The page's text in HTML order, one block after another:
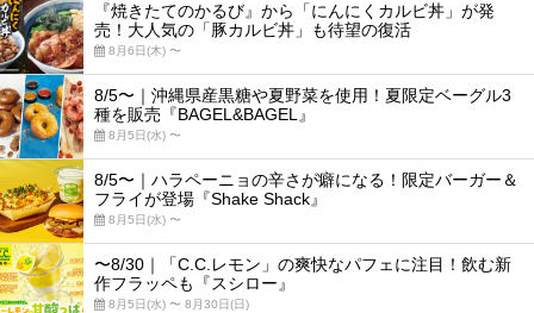
『焼きたてのかるび』から「にんにくカルビ丼」が発
売！大人気の「豚カルビ丼」も待望の復活
8月6日(木) 〜
8/5〜｜沖縄県産黒糖や夏野菜を使用！夏限定ベーグル3
種を販売『BAGEL&BAGEL』
8月5日(水) 〜
8/5〜｜ハラペーニョの辛さが癖になる！限定バーガー＆
フライが登場『Shake Shack』
8月5日(水) 〜
〜8/30｜「C.C.レモン」の爽快なパフェに注目！飲む新
作フラッペも『スシロー』
8月5日(水) 〜 8月30日(日)